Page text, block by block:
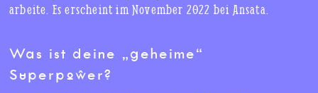
arbeite. Es erscheint im November 2022 bei Ansata.
Was ist deine „geheime“
Superpower?